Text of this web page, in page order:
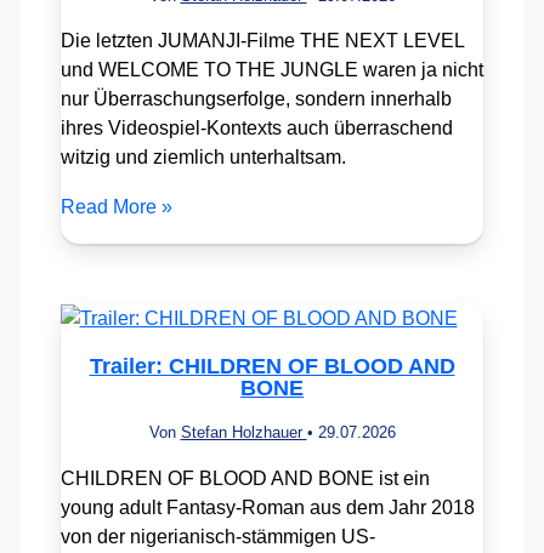
Die letzten JUMANJI-Filme THE NEXT LEVEL
und WELCOME TO THE JUNGLE waren ja nicht
nur Überraschungserfolge, sondern innerhalb
ihres Videospiel-Kontexts auch überraschend
witzig und ziemlich unterhaltsam.
Read More »
Trailer: CHILDREN OF BLOOD AND
BONE
Von Stefan Holzhauer • 29.07.2026
CHILDREN OF BLOOD AND BONE ist ein
young adult Fantasy-Roman aus dem Jahr 2018
von der nigerianisch-stämmigen US-